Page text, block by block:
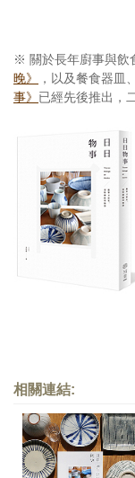
※ 關於長年廚事與飲
晚》
，以及餐食器皿
事》 已經先後推出，
相關連結: